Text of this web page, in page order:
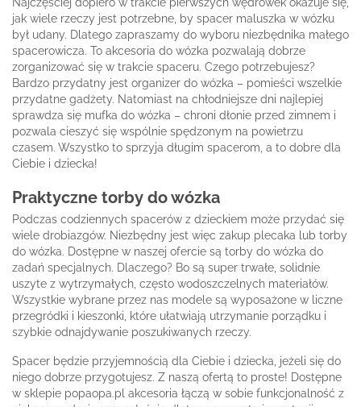
jak wiele rzeczy jest potrzebne, by spacer maluszka w wózku
był udany. Dlatego zapraszamy do wyboru niezbędnika małego
spacerowicza. To akcesoria do wózka pozwalają dobrze
zorganizować się w trakcie spaceru. Czego potrzebujesz?
Bardzo przydatny jest organizer do wózka – pomieści wszelkie
przydatne gadżety. Natomiast na chłodniejsze dni najlepiej
sprawdza się mufka do wózka – chroni dłonie przed zimnem i
pozwala cieszyć się wspólnie spędzonym na powietrzu
czasem. Wszystko to sprzyja długim spacerom, a to dobre dla
Ciebie i dziecka!
Praktyczne torby do wózka
Podczas codziennych spacerów z dzieckiem może przydać się
wiele drobiazgów. Niezbędny jest więc zakup plecaka lub torby
do wózka. Dostępne w naszej ofercie są torby do wózka do
zadań specjalnych. Dlaczego? Bo są super trwałe, solidnie
uszyte z wytrzymałych, często wodoszczelnych materiałów.
Wszystkie wybrane przez nas modele są wyposażone w liczne
przegródki i kieszonki, które ułatwiają utrzymanie porządku i
szybkie odnajdywanie poszukiwanych rzeczy.
Spacer będzie przyjemnością dla Ciebie i dziecka, jeżeli się do
niego dobrze przygotujesz. Z naszą ofertą to proste! Dostępne
w sklepie popaopa.pl akcesoria łączą w sobie funkcjonalność z